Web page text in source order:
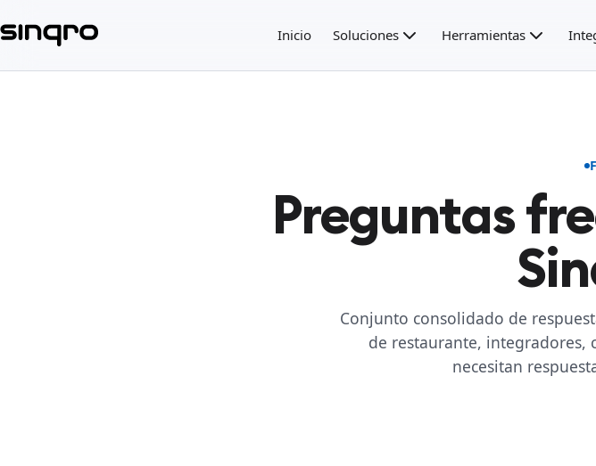
Inicio Soluciones Herramientas
Preguntas
Conjunto consolidado de
de restaurante, integradores,
necesitan